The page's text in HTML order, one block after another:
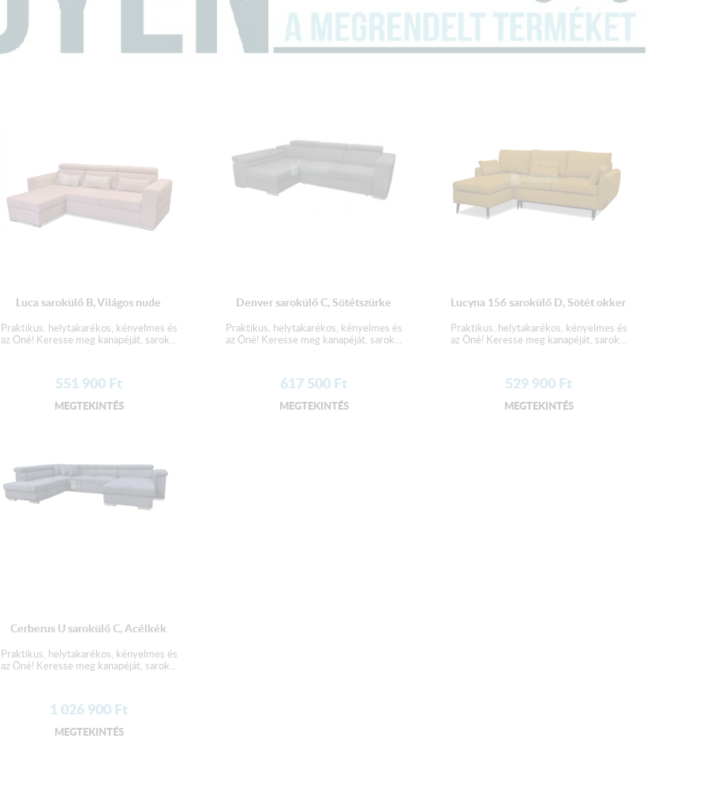
Beülőmélység (teljes): 73 cm
Magasság: 79 cm
A terméket elemekre bontva, csomagolva szállítjuk!
Luca sarokülő B, Világos nude
Praktikus, helytakarékos, kényelmes és
az Öné! Keresse meg kanapéját, sarok...
551 900Ft
MEGTEKINTÉS
Denver sarokülő C, Sötétszürke
Praktikus, helytakarékos, kényelmes és
az Öné! Keresse meg kanapéját, sarok...
617 500Ft
MEGTEKINTÉS
Lucyna 156 sarokülő D, Sötét okker
Praktikus, helytakarékos, kényelmes és
az Öné! Keresse meg kanapéját, sarok...
529 900Ft
MEGTEKINTÉS
Cerberus U sarokülő C, Acélkék
Praktikus, helytakarékos, kényelmes és
az Öné! Keresse meg kanapéját, sarok...
1 026 900Ft
MEGTEKINTÉS